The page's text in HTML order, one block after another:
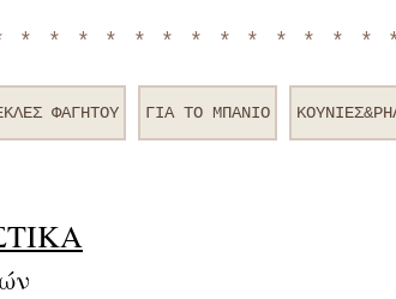
ΦΑΓΗΤΟΥ ΓΙΑ TO ΜΠΑΝΙΟ